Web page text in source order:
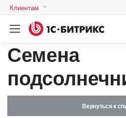
Клиентам
Логин
Пароль
Семена
Вернуться к